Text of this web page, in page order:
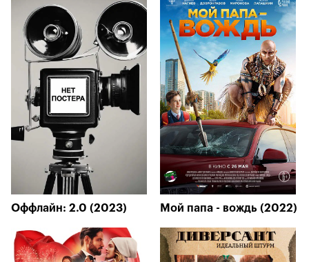
Оффлайн: 2.0 (2023) Мой папа - вождь (2022)